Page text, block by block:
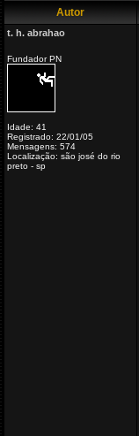
Autor
t. h. abrahao
Fundador PN
Idade: 41
Registrado: 22/01/05
Mensagens: 574
Localização: são josé do rio
preto - sp